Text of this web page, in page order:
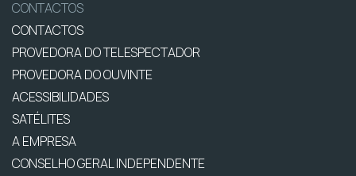
CONTACTOS
CONTACTOS
PROVEDORA DO TELESPECTADOR
PROVEDORA DO OUVINTE
ACESSIBILIDADES
SATÉLITES
A EMPRESA
CONSELHO GERAL INDEPENDENTE